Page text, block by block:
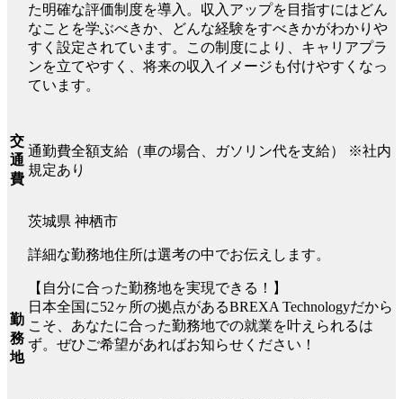
た明確な評価制度を導入。収入アップを目指すにはどん
なことを学ぶべきか、どんな経験をすべきかがわかりや
すく設定されています。この制度により、キャリアプラ
ンを立てやすく、将来の収入イメージも付けやすくなっ
ています。
交
通
費
通勤費全額支給（車の場合、ガソリン代を支給） ※社内
規定あり
勤
務
地
茨城県 神栖市
詳細な勤務地住所は選考の中でお伝えします。
【自分に合った勤務地を実現できる！】
日本全国に52ヶ所の拠点があるBREXA Technologyだから
こそ、あなたに合った勤務地での就業を叶えられるは
ず。ぜひご希望があればお知らせください！